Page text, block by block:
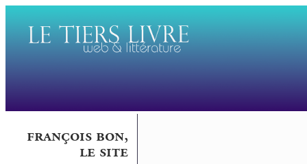
françois bon,
le site